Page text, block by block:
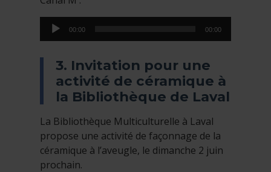
Lecteur
audio
00:00 00:00
3. Invitation pour une
activité de céramique à
la Bibliothèque de Laval
La Bibliothèque Multiculturelle à Laval
propose une activité de façonnage de la
céramique à l’aveugle, le dimanche 2 juin
prochain.